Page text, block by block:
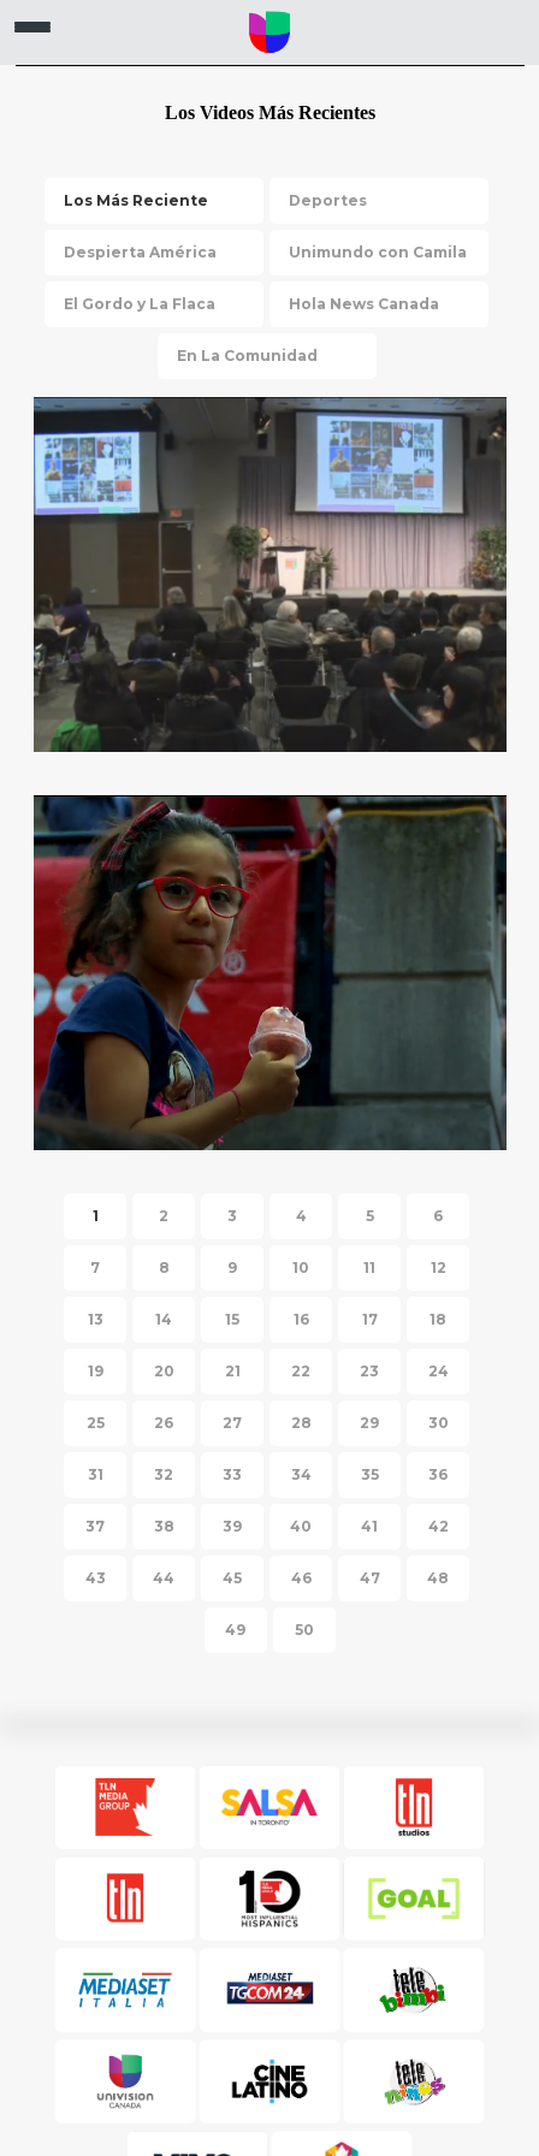
Los Videos Más Recientes
Los Más Reciente Deportes
Despierta América Unimundo con Camila
El Gordo y La Flaca Hola News Canada
En La Comunidad
LUMINATO FESTIVAL
1 2 3 4 5 6
7 8 9 10 11 12
13 14 15 16 17 18
19 20 21 22 23 24
25 26 27 28 29 30
31 32 33 34 35 36
37 38 39 40 41 42
43 44 45 46 47 48
49 50